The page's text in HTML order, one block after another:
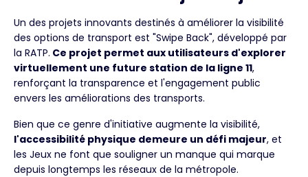
Un des projets innovants destinés à améliorer la visibilité
des options de transport est "Swipe Back", développé par
la RATP. Ce projet permet aux utilisateurs d'explorer
virtuellement une future station de la ligne 11,
renforçant la transparence et l'engagement public
envers les améliorations des transports.
Bien que ce genre d'initiative augmente la visibilité,
l'accessibilité physique demeure un défi majeur, et
les Jeux ne font que souligner un manque qui marque
depuis longtemps les réseaux de la métropole.